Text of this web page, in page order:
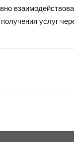
услуг